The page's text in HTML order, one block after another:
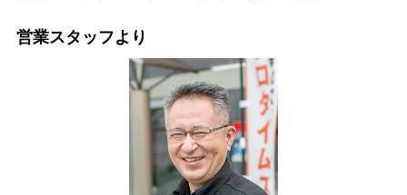
営業スタッフより